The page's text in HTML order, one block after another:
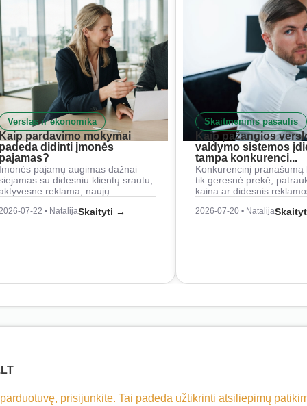
Verslas ir ekonomika
pardavimo mokymai
didinti įmonės
pajamų augimas dažnai
su didesniu klientų srautu,
reklama, naujų…
07-22 • NatalijaSkaityti →
Skaitmeninis pasaulis
Kaip pažangios
valdymo sistemos
tampa konkurenci...
Konkurencinį pranašumą
tik geresnė prekė,
kaina ar didesnis
2026-07-20 • Natalija
prisijunkite. Tai padeda užtikrinti atsiliepimų